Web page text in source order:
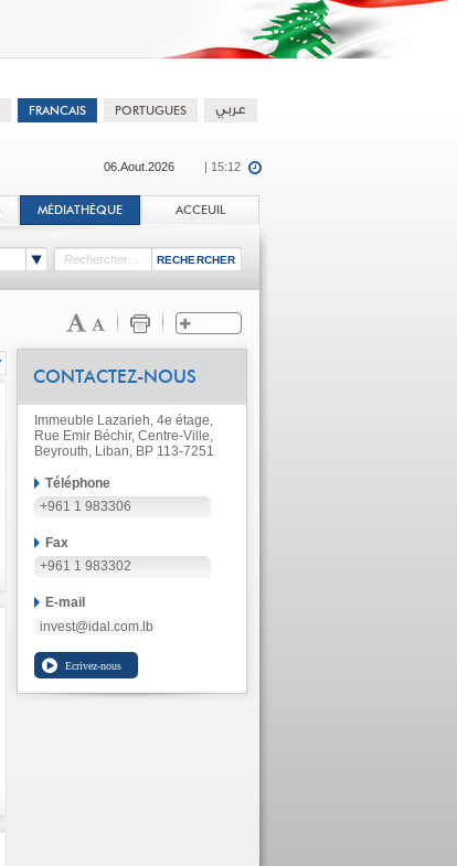
06.Aout.2026 | 15:12
MÉDIATHÈQUE ACCEUIL
CONTACTEZ-NOUS
Immeuble Lazarieh, 4e étage,
Rue Emir Béchir, Centre-Ville,
Beyrouth, Liban, BP 113-7251
Téléphone
+961 1 983306
Fax
+961 1 983302
E-mail
invest@idal.com.lb